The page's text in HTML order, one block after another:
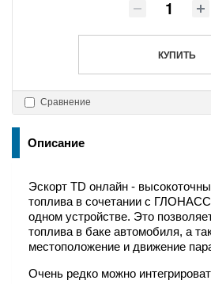
КУПИТЬ
Сравнение
Описание
Эскорт TD онлайн -
топлива в сочетании с
одном устройстве. Это
топлива в баке автомобиля, а
местоположение и движение
Очень редко можно